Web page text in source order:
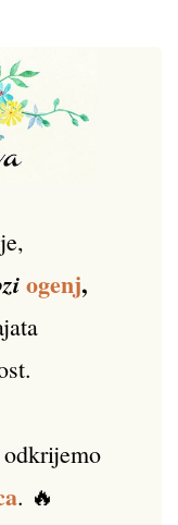
ogenj,
. 🔥